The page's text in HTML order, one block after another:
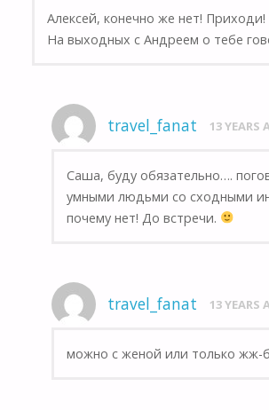
Алексей, конечно же нет! Приходи!
На выходных с Андреем о тебе
travel_fanat 13 YEARS
Саша, буду обязательно….
умными людьми со сходными
почему нет! До встречи.
travel_fanat 13 YEARS
можно с женой или только жж-